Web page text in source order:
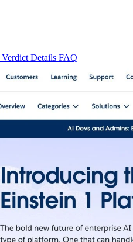
Verdict Details FAQ